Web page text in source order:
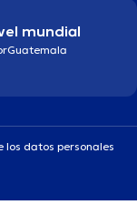
mundial
Guatemala
los datos personales